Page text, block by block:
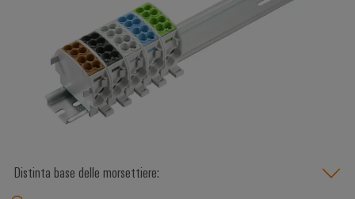
Distinta base delle morsettiere: